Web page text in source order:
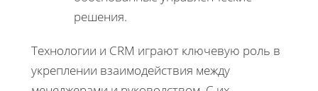
решения.
Технологии и CRM играют ключевую роль в
укреплении взаимодействия между